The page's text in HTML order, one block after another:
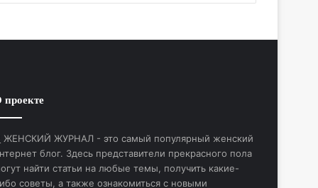
проекте
ЖЕНСКИЙ ЖУРНАЛ - это самый популярный женский
блог. Здесь представители прекрасного пола
найти статьи на любые темы, получить какие-
советы, а также ознакомиться с новыми